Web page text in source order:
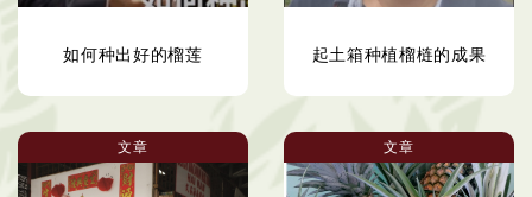
如何种出好的榴莲 起土箱种植榴梿的成果
文章 文章